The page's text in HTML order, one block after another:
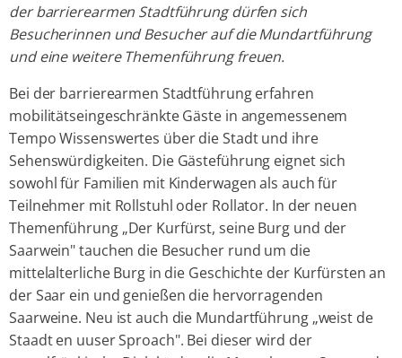
der barrierearmen Stadtführung dürfen sich
Besucherinnen und Besucher auf die Mundartführung
und eine weitere Themenführung freuen.
Bei der barrierearmen Stadtführung erfahren
mobilitätseingeschränkte Gäste in angemessenem
Tempo Wissenswertes über die Stadt und ihre
Sehenswürdigkeiten. Die Gästeführung eignet sich
sowohl für Familien mit Kinderwagen als auch für
Teilnehmer mit Rollstuhl oder Rollator. In der neuen
Themenführung „Der Kurfürst, seine Burg und der
Saarwein" tauchen die Besucher rund um die
mittelalterliche Burg in die Geschichte der Kurfürsten an
der Saar ein und genießen die hervorragenden
Saarweine. Neu ist auch die Mundartführung „weist de
Staadt en uuser Sproach". Bei dieser wird der